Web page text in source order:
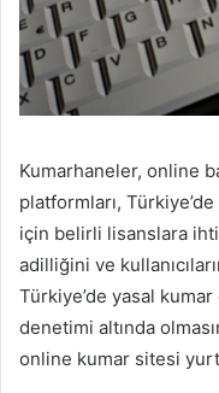
Kumarhaneler, online
platformları,
için belirli lisanslara
adilliğini ve
Türkiye’de yasal kumar
denetimi altında
online kumar sitesi